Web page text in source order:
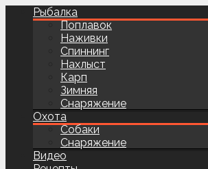
Рыбалка
Поплавок
Наживки
Спиннинг
Нахлыст
Карп
Зимняя
Снаряжение
Охота
Собаки
Снаряжение
Видео